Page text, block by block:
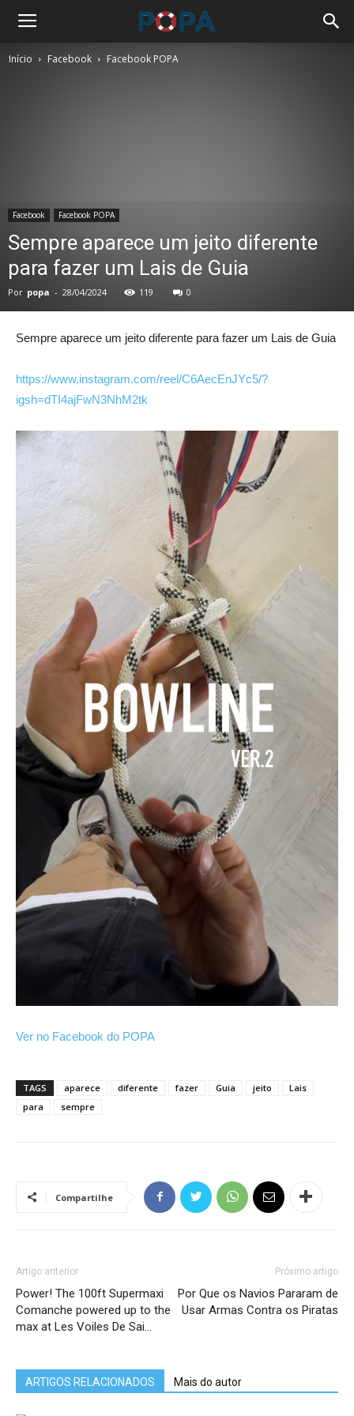
Início Facebook Facebook POPA
Facebook Facebook POPA
Sempre aparece um jeito diferente
para fazer um Lais de Guia
Por popa - 28/04/2024 119 0
Sempre aparece um jeito diferente para fazer um Lais de Guia
https://www.instagram.com/reel/C6AecEnJYc5/?
igsh=dTI4ajFwN3NhM2tk
Ver no Facebook do POPA
TAGS aparece diferente fazer Guia jeito
Lais
para
sempre
Compartilhe
Artigo anterior
Power! The 100ft Supermaxi
Comanche powered up to the
max at Les Voiles De Sai…
Próximo artigo
Por Que os Navios Pararam de
Usar Armas Contra os Piratas
ARTIGOS RELACIONADOS Mais do autor